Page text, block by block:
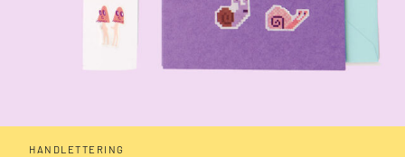
HANDLETTERING